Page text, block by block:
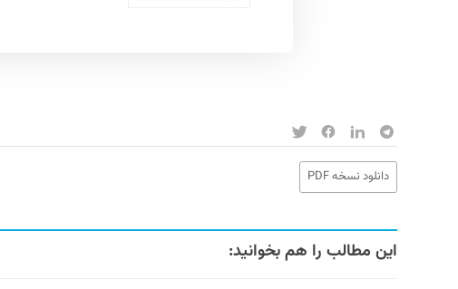
دانلود نسخه PDF
این مطالب را هم بخوانید: